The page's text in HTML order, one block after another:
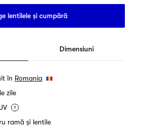
lentilele și cumpără
Dimensiuni
în Romania
zile
ramă și lentile